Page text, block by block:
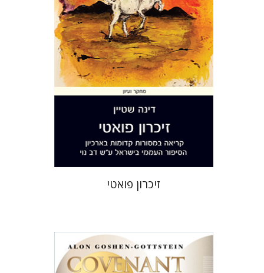
הנחת אתר ספר מודפס
$40
$36
זיכרון פואטי